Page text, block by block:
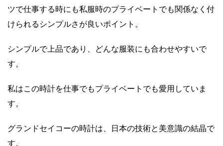
ツで仕事する時にも私服時のプライベートでも関係なく付
けられるシンプルさが良いポイント。
シンプルで上品であり、どんな服装にも合わせやすいで
す。
私はこの時計を仕事でもプライベートでも愛用していま
す。
グランドセイコーの時計は、日本の技術と美意識の結晶で
す。